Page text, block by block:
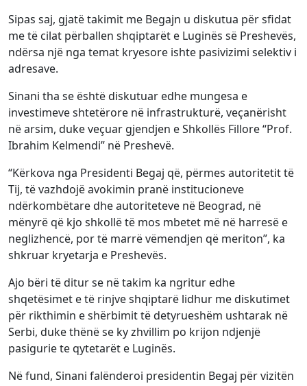
Sipas saj, gjatë takimit me Begajn u diskutua për sfidat
me të cilat përballen shqiptarët e Luginës së Preshevës,
ndërsa një nga temat kryesore ishte pasivizimi selektiv i
adresave.
Sinani tha se është diskutuar edhe mungesa e
investimeve shtetërore në infrastrukturë, veçanërisht
në arsim, duke veçuar gjendjen e Shkollës Fillore “Prof.
Ibrahim Kelmendi” në Preshevë.
“Kërkova nga Presidenti Begaj që, përmes autoritetit të
Tij, të vazhdojë avokimin pranë institucioneve
ndërkombëtare dhe autoriteteve në Beograd, në
mënyrë që kjo shkollë të mos mbetet më në harresë e
neglizhencë, por të marrë vëmendjen që meriton”, ka
shkruar kryetarja e Preshevës.
Ajo bëri të ditur se në takim ka ngritur edhe
shqetësimet e të rinjve shqiptarë lidhur me diskutimet
për rikthimin e shërbimit të detyrueshëm ushtarak në
Serbi, duke thënë se ky zhvillim po krijon ndjenjë
pasigurie te qytetarët e Luginës.
Në fund, Sinani falënderoi presidentin Begaj për vizitën